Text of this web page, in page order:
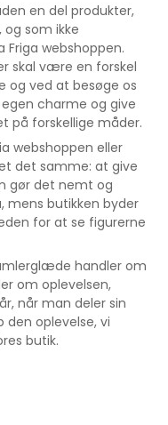
en del produkter,
som ikke
webshoppen.
skal være en forskel
og ved at besøge os
egen charme og give
på forskellige måder.
webshoppen eller
det samme: at give
gør det nemt og
mens butikken byder
for at se figurerne
handler om
om oplevelsen,
når man deler sin
den oplevelse, vi
butik.